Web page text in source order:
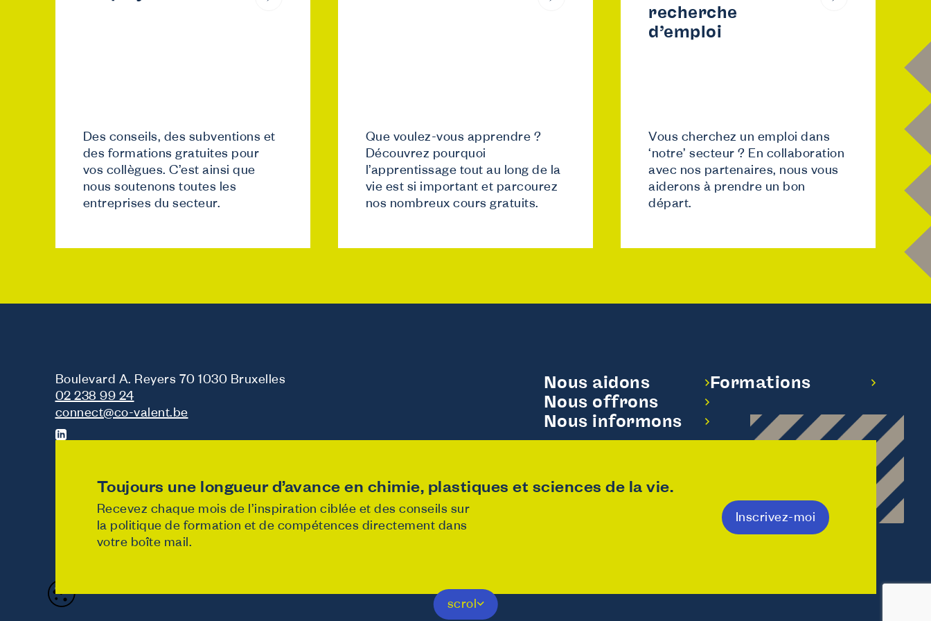
scrol
Des conseils, des subventions et
des formations gratuites pour
vos collègues. C’est ainsi que
nous soutenons toutes les
entreprises du secteur.
Que voulez-vous apprendre ?
Découvrez pourquoi
l’apprentissage tout au long de la
vie est si important et parcourez
nos nombreux cours gratuits.
recherche
d’emploi
Vous cherchez un emploi dans
‘notre’ secteur ? En collaboration
avec nos partenaires, nous vous
aiderons à prendre un bon
départ.
Boulevard A. Reyers 70 1030 Bruxelles
02 238 99 24
connect@co-valent.be
Nous aidons
Nous offrons
Nous informons
Formations
Toujours une longueur d’avance en chimie, plastiques et sciences de la vie.
Recevez chaque mois de l’inspiration ciblée et des conseils sur
la politique de formation et de compétences directement dans
votre boîte mail.
Inscrivez-moi
Politique de vie privée